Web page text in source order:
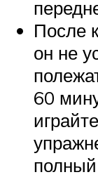
После
он не
60